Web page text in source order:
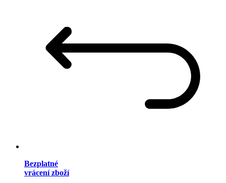
Bezplatné
vrácení zboží